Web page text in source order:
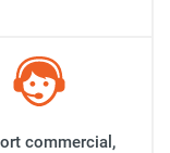
commercial,